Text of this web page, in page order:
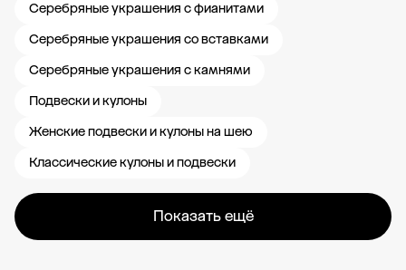
Серебряные украшения с фианитами
Серебряные украшения со вставками
Серебряные украшения с камнями
Подвески и кулоны
Женские подвески и кулоны на шею
Классические кулоны и подвески
Показать ещё